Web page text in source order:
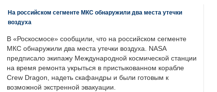
На российском сегменте МКС обнаружили два места утечки
воздуха
В «Роскосмосе» сообщили, что на российском сегменте
МКС обнаружили два места утечки воздуха. NASA
предписало экипажу Международной космической станции
на время ремонта укрыться в пристыкованном корабле
Crew Dragon, надеть скафандры и были готовым к
возможной экстренной эвакуации.